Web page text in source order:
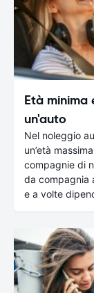
Età minima
un'auto
Nel noleggio
un’età
compagnie di
da compagnia
e a volte